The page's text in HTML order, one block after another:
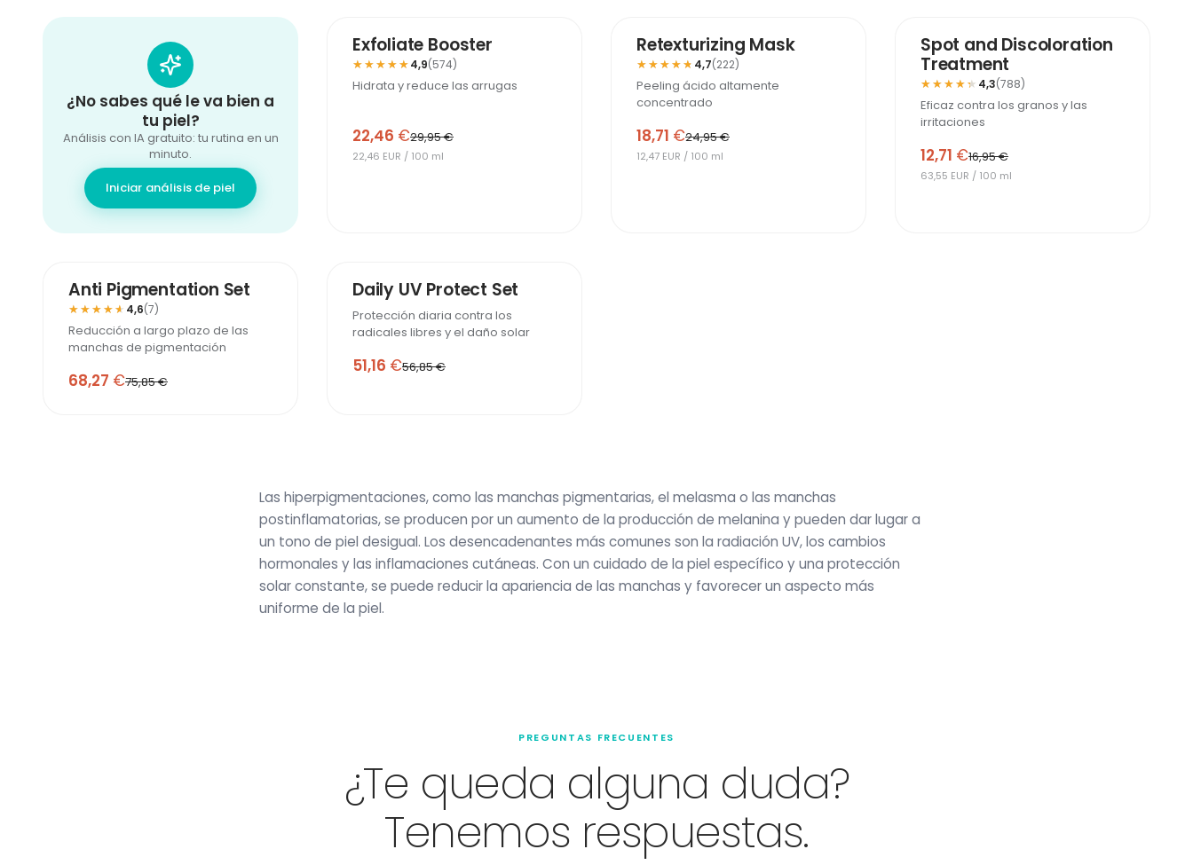
¿No sabes qué le va bien a
tu piel?
Análisis con IA gratuito: tu rutina en un
minuto.
Iniciar análisis de piel
Exfoliate Booster
★★★★★
★★★★★4,9(574)
Hidrata y reduce las arrugas
22,46 €29,95 €
22,46 EUR / 100 ml
Retexturizing Mask
★★★★★
★★★★★ 4,7(222)
Peeling ácido altamente
concentrado
18,71 €24,95 €
12,47 EUR / 100 ml
-25%
Spot and Discoloration
Treatment
★★★★★
★★★★★ 4,3(788)
Eficaz contra los granos y las
irritaciones
12,71 €16,95 €
63,55 EUR / 100 ml
Anti Pigmentation Set
★★★★★
★★★★★ 4,6(7)
Reducción a largo plazo de las
manchas de pigmentación
68,27 €75,85 €
Daily UV Protect Set
Protección diaria contra los
radicales libres y el daño solar
51,16 €56,85 €
Las hiperpigmentaciones, como las manchas pigmentarias, el melasma o las manchas
postinflamatorias, se producen por un aumento de la producción de melanina y pueden dar lugar a
un tono de piel desigual. Los desencadenantes más comunes son la radiación UV, los cambios
hormonales y las inflamaciones cutáneas. Con un cuidado de la piel específico y una protección
solar constante, se puede reducir la apariencia de las manchas y favorecer un aspecto más
uniforme de la piel.
PREGUNTAS FRECUENTES
¿Te queda alguna duda?
Tenemos respuestas.